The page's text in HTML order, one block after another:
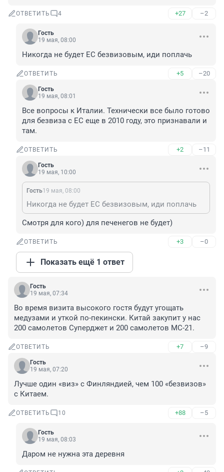
ОТВЕТИТЬ 4 +27 –2
Гость
19 мая, 08:00
Никогда не будет ЕС безвизовым, иди поплачь
ОТВЕТИТЬ +5 –20
Гость
19 мая, 08:01
Все вопросы к Италии. Технически все было готово
для безвиза с ЕС еще в 2010 году, это признавали и
там.
ОТВЕТИТЬ +2 –11
Гость
19 мая, 10:00
Гость19 мая, 08:00
Никогда не будет ЕС безвизовым, иди поплачь
Смотря для кого) для печенегов не будет)
ОТВЕТИТЬ +3 –0
Показать ещё 1 ответ
Гость
19 мая, 07:34
Во время визита высокого гостя будут угощать
медузами и уткой по-пекински. Китай закупит у нас
200 самолетов Суперджет и 200 самолетов МС-21.
ОТВЕТИТЬ +7 –9
Гость
19 мая, 07:20
Лучше один «виз» с Финляндией, чем 100 «безвизов»
с Китаем.
ОТВЕТИТЬ 10 +88 –5
Гость
19 мая, 08:03
Даром не нужна эта деревня